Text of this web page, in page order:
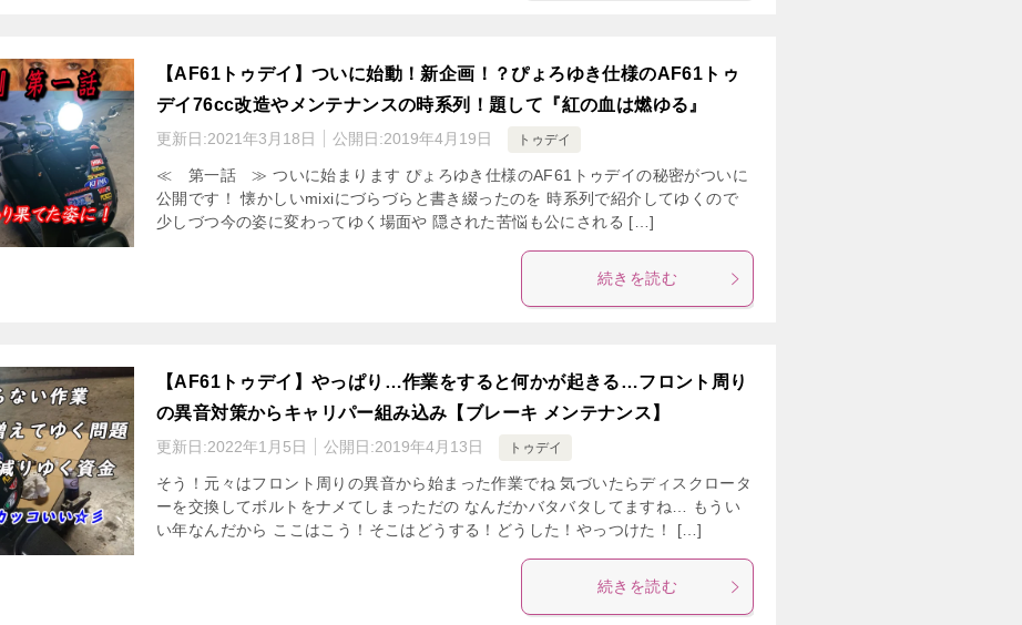
【AF61トゥデイ】ついに始動！新企画！？ぴょろゆき仕様のAF61トゥ
デイ76cc改造やメンテナンスの時系列！題して『紅の血は燃ゆる』
更新日:2021年3月18日 公開日:2019年4月19日 トゥデイ
≪ 第一話 ≫ ついに始まります ぴょろゆき仕様のAF61トゥデイの秘密がついに
公開です！ 懐かしいmixiにづらづらと書き綴ったのを 時系列で紹介してゆくので
少しづつ今の姿に変わってゆく場面や 隠された苦悩も公にされる […]
続きを読む
【AF61トゥデイ】やっぱり…作業をすると何かが起きる…フロント周り
の異音対策からキャリパー組み込み【ブレーキ メンテナンス】
更新日:2022年1月5日 公開日:2019年4月13日 トゥデイ
そう！元々はフロント周りの異音から始まった作業でね 気づいたらディスクロータ
ーを交換してボルトをナメてしまっただの なんだかバタバタしてますね… もうい
い年なんだから ここはこう！そこはどうする！どうした！やっつけた！ […]
続きを読む